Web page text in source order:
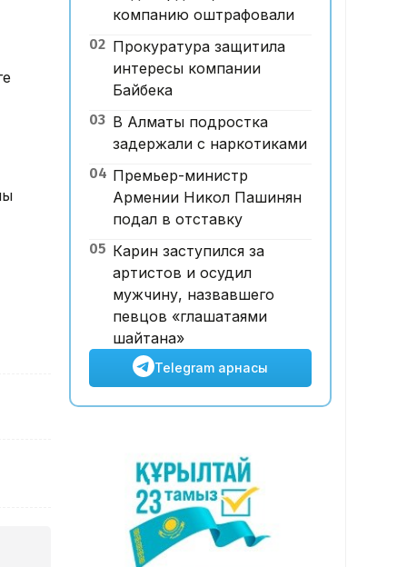
Отбасы банк ипотека
бойынша ескі үйлерге
қойылатын талаптарды
жеңілдетті
12:28, 06 Тамыз 2026
​FIDE үшін бәсеке: Турловтың
жеңісі Қазақстанның беделін
арттыра ма?
компанию оштрафовали
02 Прокуратура защитила
интересы компании
Байбека
03 В Алматы подростка
задержали с наркотиками
04 Премьер-министр
Армении Никол Пашинян
подал в отставку
05 Карин заступился за
артистов и осудил
мужчину, назвавшего
певцов «глашатаями
шайтана»
Telegram арнасы